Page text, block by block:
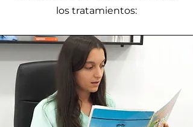
los tratamientos: